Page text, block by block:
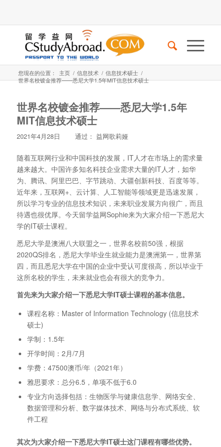
您现在的位置： 主页 / 信息技术 / 信息技术硕士 /
世界名校镀金推荐——悉尼大学1.5年MIT信息技术硕士
世界名校镀金推荐——悉尼大学1.5年
MIT信息技术硕士
2021年4月28日 通过： 益网歌莉娅
随着互联网行业和中国科技的发展，IT人才在市场上的需求量
越来越大。中国许多知名科技企业需求大量的IT人才，如华
为、腾讯、阿里巴巴、字节跳动、大疆创新科技、百度等等。
近年来，互联网+、云计算、人工智能等领域更是迅速发展，
所以学习专业的信息技术知识，未来职业发展方向很广，而且
待遇也很优厚。今天留学益网Sophie来为大家介绍一下悉尼大
学的IT硕士课程。
悉尼大学是澳洲八大联盟之一，世界名校前50强，根据
2020QS排名，悉尼大学毕业生就业能力是澳洲第一，世界第
四，而且悉尼大学在中国的企业中受认可度很高，所以毕业于
这所名校的学生，未来就业也会有很大的竞争力。
首先来为大家介绍一下悉尼大学IT硕士课程的基本信息。
课程名称：Master of Information Technology (信息技术
硕士)
学制：1.5年
开学时间：2月/7月
学费：47500澳币/年（2021年）
雅思要求：总分6.5，单项不低于6.0
专业方向选择包括：生物医学与健康信息学、网络安全、
数据管理和分析、数字媒体技术、网络与分布式系统、软
件工程
其次为大家介绍一下悉尼大学IT硕士这门课程有哪些优势。